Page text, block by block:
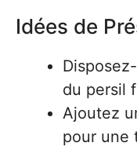
Idées de
du persil
Ajoutez
pour une